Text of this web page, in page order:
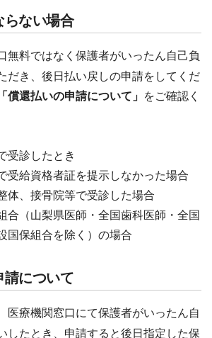
らない場合
無料ではなく保護者がいったん自己負
だき、後日払い戻しの申請をしてくだ
「償還払いの申請について」 をご確認く
受診したとき
受給資格者証を提示しなかった場合
体、接骨院等で受診した場合
（山梨県医師・全国歯科医師・全国
国保組合を除く）の場合
請について
医療機関窓口にて保護者がいったん自
したとき、申請すると後日指定した保